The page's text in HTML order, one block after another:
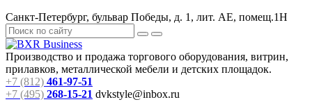
Санкт-Петербург, бульвар Победы, д. 1, лит. АЕ, помещ.1Н
Производство и продажа торгового оборудования, витрин,
прилавков, металлической мебели и детских площадок.
+7 (812) 461-97-51
+7 (495) 268-15-21 dvkstyle@inbox.ru